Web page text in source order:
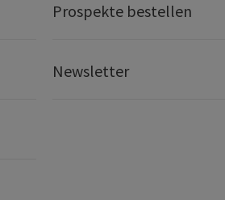
Prospekte bestellen
Newsletter